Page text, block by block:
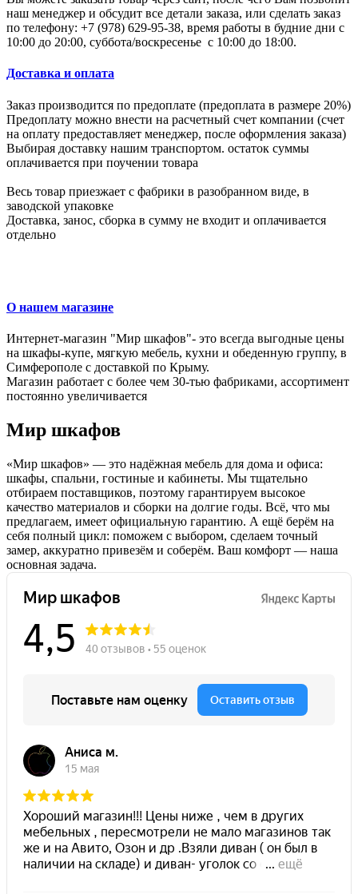
наш менеджер и обсудит все детали заказа, или сделать заказ
по телефону: +7 (978) 629-95-38, время работы в будние дни с
10:00 до 20:00, суббота/воскресенье с 10:00 до 18:00.
Доставка и оплата
Заказ производится по предоплате (предоплата в размере 20%)
Предоплату можно внести на расчетный счет компании (счет
на оплату предоставляет менеджер, после оформления заказа)
Выбирая доставку нашим транспортом. остаток суммы
оплачивается при поучении товара
Весь товар приезжает с фабрики в разобранном виде, в
заводской упаковке
Доставка, занос, сборка в сумму не входит и оплачивается
отдельно
О нашем магазине
Интернет-магазин "Мир шкафов"- это всегда выгодные цены
на шкафы-купе, мягкую мебель, кухни и обеденную группу, в
Симферополе с доставкой по Крыму.
Магазин работает с более чем 30-тью фабриками, ассортимент
постоянно увеличивается
Мир шкафов
«Мир шкафов» — это надёжная мебель для дома и офиса:
шкафы, спальни, гостиные и кабинеты. Мы тщательно
отбираем поставщиков, поэтому гарантируем высокое
качество материалов и сборки на долгие годы. Всё, что мы
предлагаем, имеет официальную гарантию. А ещё берём на
себя полный цикл: поможем с выбором, сделаем точный
замер, аккуратно привезём и соберём. Ваш комфорт — наша
основная задача.